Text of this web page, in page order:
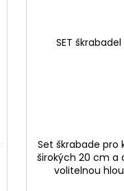
SET
Set škrabade pro
širokých 20 cm a
volitelnou